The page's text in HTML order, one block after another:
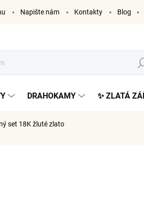
Napište nám Kontakty Blog
DRAHOKAMY ✨ ZLATÁ
set 18K žluté zlato